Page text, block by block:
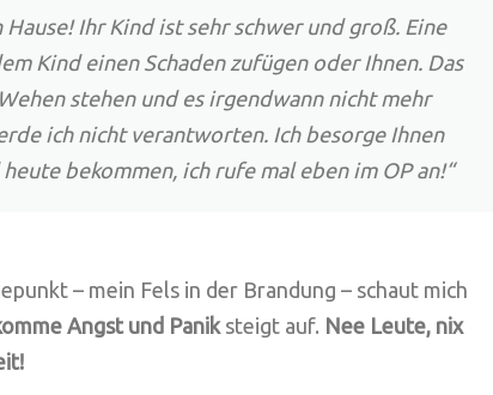
Hause! Ihr Kind ist sehr schwer und groß. Eine
Kind einen Schaden zufügen oder Ihnen. Das
stehen und es irgendwann nicht mehr
ich nicht verantworten. Ich besorge Ihnen
bekommen, ich rufe mal eben im OP an!“
– mein Fels in der Brandung – schaut mich
Angst und Paniksteigt auf. Nee Leute, nix